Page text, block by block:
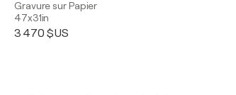
Gravure sur Papier
47x31in
3 470 $US